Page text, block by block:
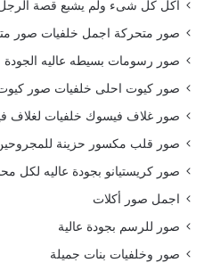
أكل كل شىء ولم يشبع قصة الرجل
صور متحركة اجمل خلفيات صور
صور رسومات بسيطه عاليه الجودة
صور كيوت احلى خلفيات صور
صور غلاف فيسوك خلفيات لغلاف
صور قلب مكسور حزينة
صور كريستيانو بجودة عاليه لكل
اجمل صور أكلات
صور للرسم بجودة عالية
صور وخلفيات بنات جميلة